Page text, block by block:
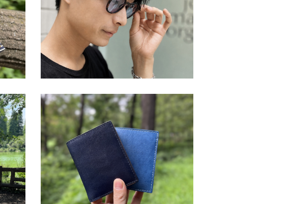
COLLECTORS 吉祥寺店
COLLECTORS 吉祥寺店